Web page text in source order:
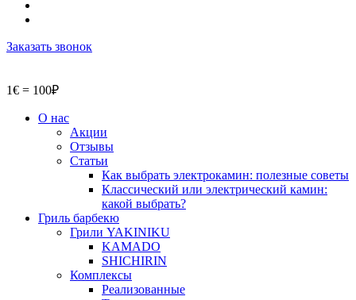
Заказать звонок
1€ = 100₽
О нас
Акции
Отзывы
Статьи
Как выбрать электрокамин: полезные советы
Классический или электрический камин:
какой выбрать?
Гриль барбекю
Грили YAKINIKU
KAMADO
SHICHIRIN
Комплексы
Реализованные